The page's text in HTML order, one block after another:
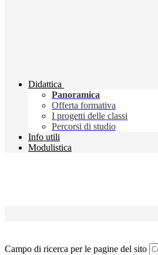
Didattica
Panoramica
Offerta formativa
I progetti delle classi
Percorsi di studio
Info utili
Modulistica
Campo di ricerca per le pagine del sito